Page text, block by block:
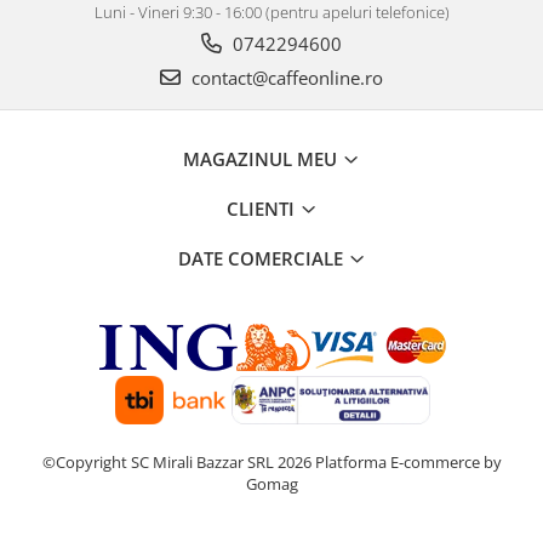
Luni - Vineri 9:30 - 16:00 (pentru apeluri telefonice)
0742294600
contact@caffeonline.ro
MAGAZINUL MEU
CLIENTI
DATE COMERCIALE
©Copyright SC Mirali Bazzar SRL 2026 Platforma E-commerce by
Gomag